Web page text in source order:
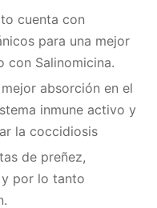
cuenta con
para una mejor
con Salinomicina.
absorción en el
inmune activo y
la coccidiosis
de preñez,
por lo tanto